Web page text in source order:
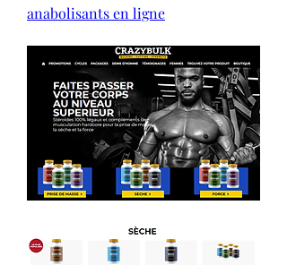
anabolisants en ligne